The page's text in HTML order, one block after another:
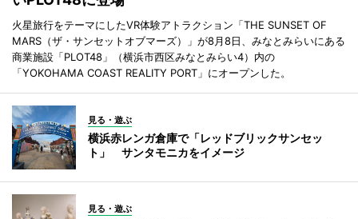
火星旅行をテーマにしたVR体験アトラクション「THE SUNSET OF
MARS（ザ・サンセットオブマーズ）」が8月8日、みなとみらいにある
商業施設「PLOT48」（横浜市西区みなとみらい4）内の
「YOKOHAMA COAST REALITY PORT」にオープンした。
見る・遊ぶ
横浜赤レンガ倉庫で「レッドブリックサンセッ
ト」 サンタモニカをイメージ
見る・遊ぶ